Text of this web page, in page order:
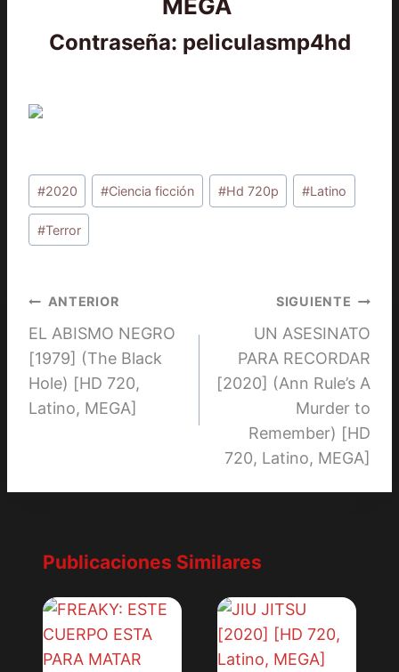
MEGA
Contraseña: peliculasmp4hd
Etiquetas
de
la
#2020 #Ciencia ficción #Hd 720p #Latino
#Terror
Navegación
de
entradas
ANTERIOR
EL ABISMO NEGRO
[1979] (The Black
Hole) [HD 720,
Latino, MEGA]
SIGUIENTE
UN ASESINATO
PARA RECORDAR
[2020] (Ann Rule’s A
Murder to
Remember) [HD
720, Latino, MEGA]
Publicaciones Similares